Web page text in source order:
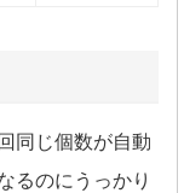
同じ個数が自動
るのにうっかり